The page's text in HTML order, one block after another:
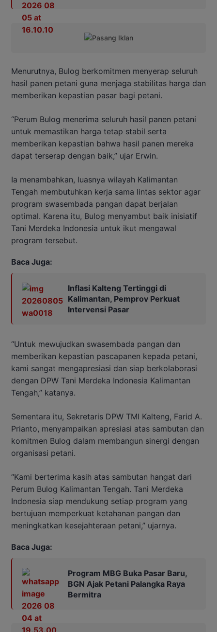
Menurutnya, Bulog berkomitmen menyerap seluruh
hasil panen petani guna menjaga stabilitas harga dan
memberikan kepastian pasar bagi petani.
“Perum Bulog menerima seluruh hasil panen petani
untuk memastikan harga tetap stabil serta
memberikan kepastian bahwa hasil panen mereka
dapat terserap dengan baik,” ujar Erwin.
Ia menambahkan, luasnya wilayah Kalimantan
Tengah membutuhkan kerja sama lintas sektor agar
program swasembada pangan dapat berjalan
optimal. Karena itu, Bulog menyambut baik inisiatif
Tani Merdeka Indonesia untuk ikut mengawal
program tersebut.
Baca Juga:
Inflasi Kalteng Tertinggi di
Kalimantan, Pemprov Perkuat
Intervensi Pasar
“Untuk mewujudkan swasembada pangan dan
memberikan kepastian pascapanen kepada petani,
kami sangat mengapresiasi dan siap berkolaborasi
dengan DPW Tani Merdeka Indonesia Kalimantan
Tengah,” katanya.
Sementara itu, Sekretaris DPW TMI Kalteng, Farid A.
Prianto, menyampaikan apresiasi atas sambutan dan
komitmen Bulog dalam membangun sinergi dengan
organisasi petani.
“Kami berterima kasih atas sambutan hangat dari
Perum Bulog Kalimantan Tengah. Tani Merdeka
Indonesia siap mendukung setiap program yang
bertujuan memperkuat ketahanan pangan dan
meningkatkan kesejahteraan petani,” ujarnya.
Baca Juga:
Program MBG Buka Pasar Baru,
BGN Ajak Petani Palangka Raya
Bermitra